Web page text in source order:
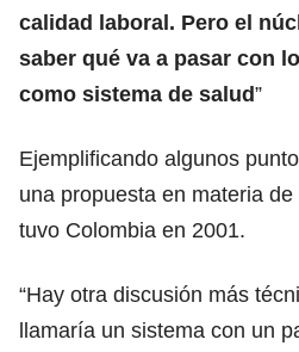
calidad laboral. Pero el
saber qué va a pasar con
como sistema de salud”
Ejemplificando algunos
una propuesta en materia
tuvo Colombia en 2001.
“Hay otra discusión más
llamaría un sistema con un